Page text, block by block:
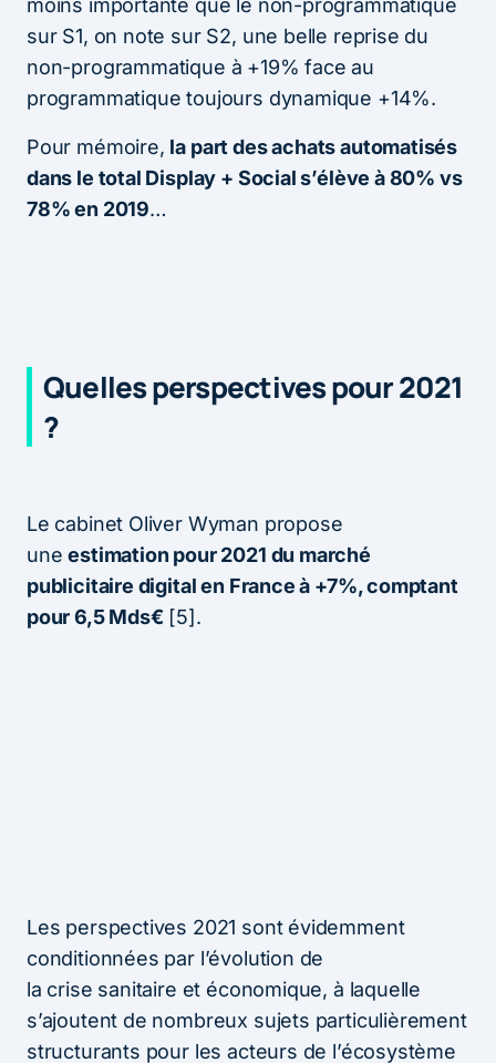
moins importante que le non-programmatique
sur S1, on note sur S2, une belle reprise du
non-programmatique à +19% face au
programmatique toujours dynamique +14%.
Pour mémoire, la part des achats automatisés
dans le total Display + Social s’élève à 80% vs
78% en 2019…
Quelles perspectives pour 2021
?
Le cabinet Oliver Wyman propose
uneestimation pour 2021 du marché
publicitaire digital en France à +7%, comptant
pour 6,5 Mds€ [5].
Les perspectives 2021 sont évidemment
conditionnées par l’évolution de
la crise sanitaire et économique, à laquelle
s’ajoutent de nombreux sujets particulièrement
structurants pour les acteurs de l’écosystème